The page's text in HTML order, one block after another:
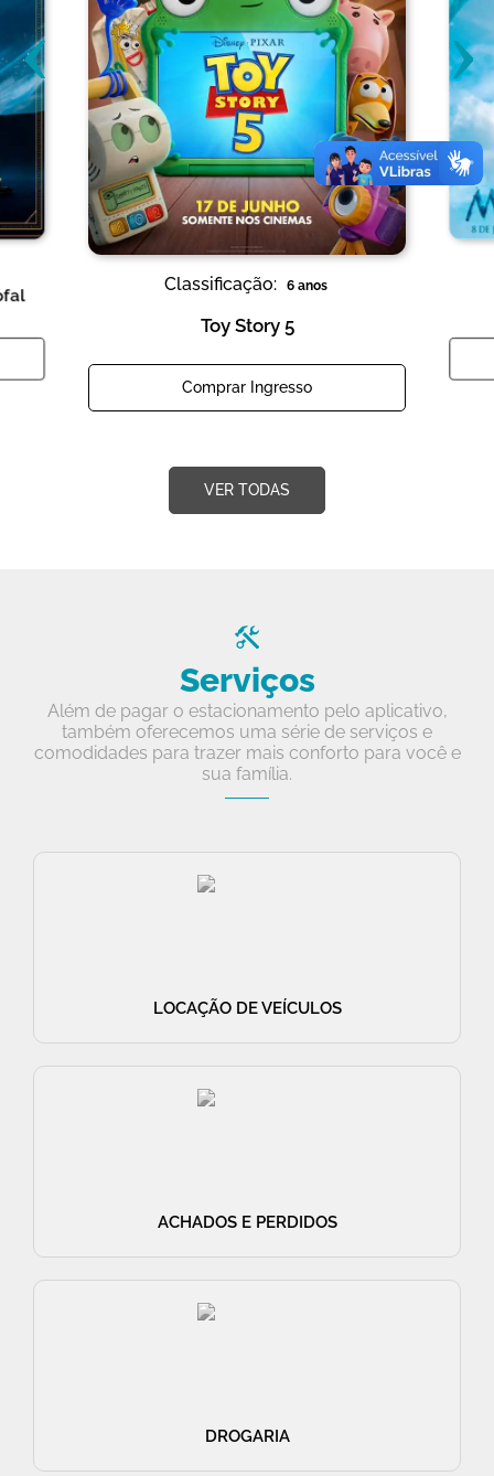
Classificação: 6 anos
Toy Story 5
Comprar Ingresso
‹ ›
VER TODAS
Serviços
Além de pagar o estacionamento pelo aplicativo,
também oferecemos uma série de serviços e
comodidades para trazer mais conforto para você e
sua família.
LOCAÇÃO DE VEÍCULOS
ACHADOS E PERDIDOS
DROGARIA